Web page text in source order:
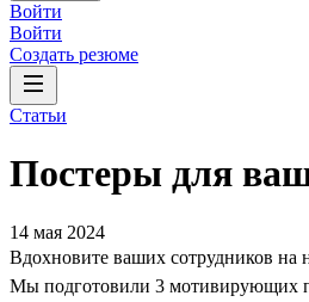
Войти
Войти
Создать резюме
Статьи
Постеры для
14 мая 2024
Вдохновите ваших сотрудников на
Мы подготовили 3 мотивирующих